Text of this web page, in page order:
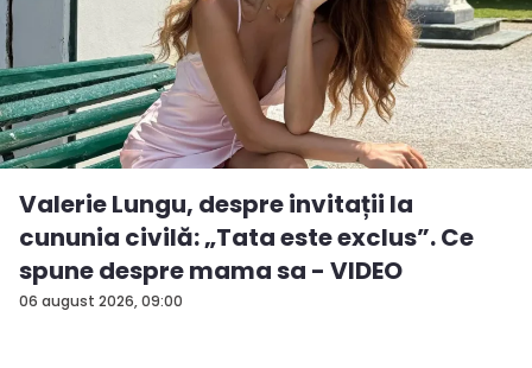
06 august 2026, 09:00
Valerie Lungu, despre invitații la
cununia civilă: „Tata este exclus”. Ce
spune despre mama sa - VIDEO